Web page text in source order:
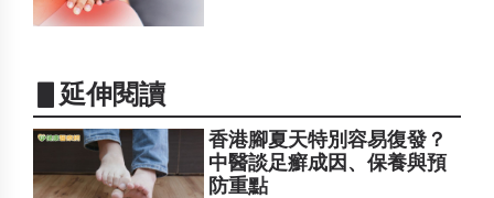
▋延伸閱讀
香港腳夏天特別容易復發？
中醫談足癬成因、保養與預
防重點